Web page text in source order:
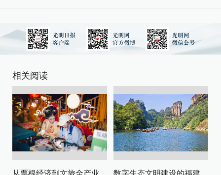
相关阅读